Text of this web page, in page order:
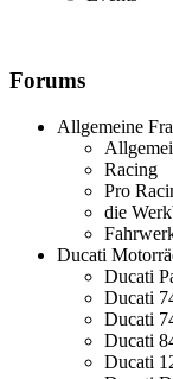
Forums
Allgemeine
Racing
Pro
die
Ducati
Ducati
Ducati
Ducati
Ducati
Ducati